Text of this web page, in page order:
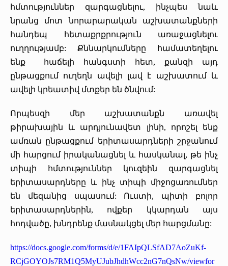
հմտություններ զարգացնելու, ինչպես նաև
նրանց մոտ նորարարական աշխատանքների
հանդեպ հետաքրքրություն առաջացնելու
ուղղությամբ: Քննարկումները համատեղելու
ենք հաճելի հանգստի հետ, քանզի այդ
ընթացքում ուղեղն ավելի լավ է աշխատում և
ավելի կրեատիվ մտքեր են ծնվում:
Որպեսզի մեր աշխատանքն առավել
թիրախային և արդյունավետ լինի, որոշել ենք
ամռան ընթացքում երիտասարդների շրջանում
մի հարցում իրականացնել և հասկանալ, թե ինչ
տիպի հմտություններ կուզեին զարգացնել
երիտասարդները և ինչ տիպի միջոցառումներ
են մեզանից սպասում: Ուստի, պիտի բոլոր
երիտասարդներին, ովքեր կկարդան այս
հոդվածը, խնդրենք մասնակցել մեր հարցմանը:
https://docs.google.com/forms/d/e/1FAIpQLSfAD7AoZuKf-
RCjGOYOJs7RM1Q5MyUJubJhdhWcc2nG7nQsNw/viewfor